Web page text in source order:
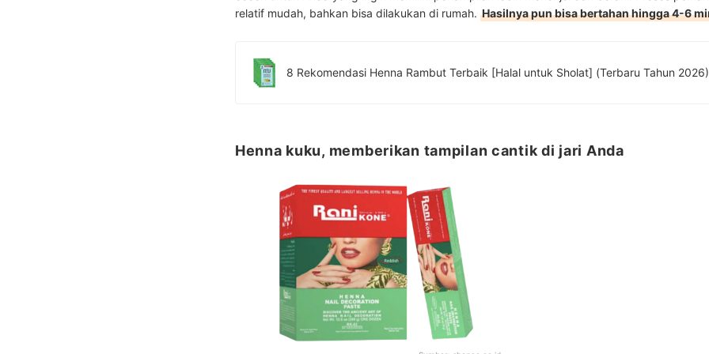
relatif mudah, bahkan bisa dilakukan di rumah. Hasilnya pun bisa bertahan hingga 4-6
8 Rekomendasi Henna Rambut Terbaik [Halal untuk Sholat] (Terbaru Tahun 2026)
Henna kuku, memberikan tampilan cantik di jari Anda